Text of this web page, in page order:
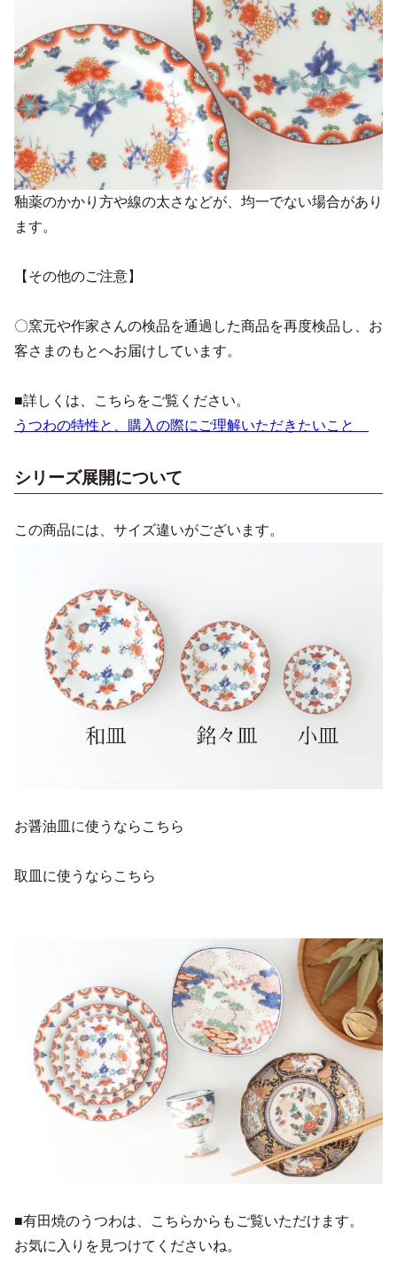
釉薬のかかり方や線の太さなどが、均一でない場合があり
ます。
【その他のご注意】
〇窯元や作家さんの検品を通過した商品を再度検品し、お
客さまのもとへお届けしています。
■詳しくは、こちらをご覧ください。
うつわの特性と、購入の際にご理解いただきたいこと
シリーズ展開について
この商品には、サイズ違いがございます。
お醤油皿に使うならこちら
取皿に使うならこちら
■有田焼のうつわは、こちらからもご覧いただけます。
お気に入りを見つけてくださいね。